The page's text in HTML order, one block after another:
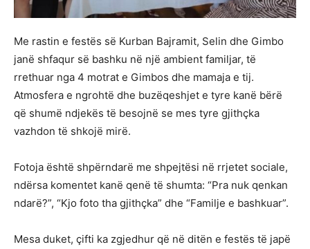
Me rastin e festës së Kurban Bajramit, Selin dhe Gimbo
janë shfaqur së bashku në një ambient familjar, të
rrethuar nga 4 motrat e Gimbos dhe mamaja e tij.
Atmosfera e ngrohtë dhe buzëqeshjet e tyre kanë bërë
që shumë ndjekës të besojnë se mes tyre gjithçka
vazhdon të shkojë mirë.
Fotoja është shpërndarë me shpejtësi në rrjetet sociale,
ndërsa komentet kanë qenë të shumta: “Pra nuk qenkan
ndarë?”, “Kjo foto tha gjithçka” dhe “Familje e bashkuar”.
Mesa duket, çifti ka zgjedhur që në ditën e festës të japë